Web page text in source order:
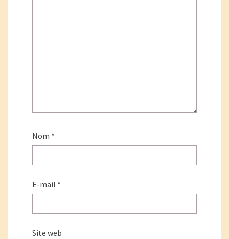
Nom *
E-mail *
Site web